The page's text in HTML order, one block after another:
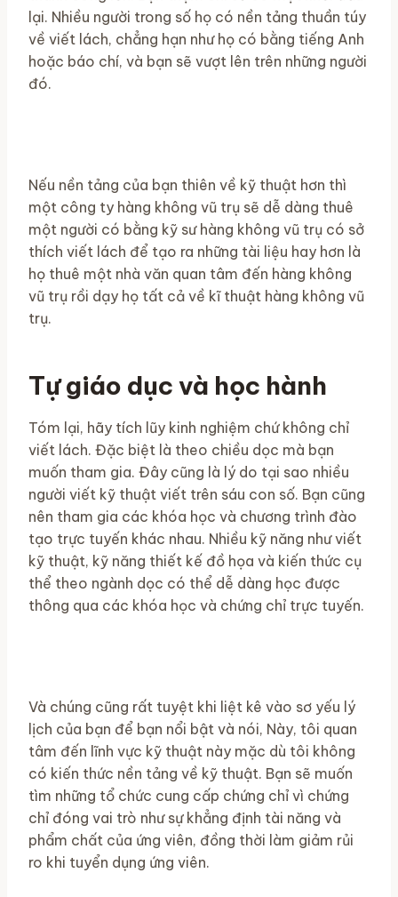
lại. Nhiều người trong số họ có nền tảng thuần túy
về viết lách, chẳng hạn như họ có bằng tiếng Anh
hoặc báo chí, và bạn sẽ vượt lên trên những người
đó.
Nếu nền tảng của bạn thiên về kỹ thuật hơn thì
một công ty hàng không vũ trụ sẽ dễ dàng thuê
một người có bằng kỹ sư hàng không vũ trụ có sở
thích viết lách để tạo ra những tài liệu hay hơn là
họ thuê một nhà văn quan tâm đến hàng không
vũ trụ rồi dạy họ tất cả về kĩ thuật hàng không vũ
trụ.
Tự giáo dục và học hành
Tóm lại, hãy tích lũy kinh nghiệm chứ không chỉ
viết lách. Đặc biệt là theo chiều dọc mà bạn
muốn tham gia. Đây cũng là lý do tại sao nhiều
người viết kỹ thuật viết trên sáu con số. Bạn cũng
nên tham gia các khóa học và chương trình đào
tạo trực tuyến khác nhau. Nhiều kỹ năng như viết
kỹ thuật, kỹ năng thiết kế đồ họa và kiến ​​thức cụ
thể theo ngành dọc có thể dễ dàng học được
thông qua các khóa học và chứng chỉ trực tuyến.
Và chúng cũng rất tuyệt khi liệt kê vào sơ yếu lý
lịch của bạn để bạn nổi bật và nói, Này, tôi quan
tâm đến lĩnh vực kỹ thuật này mặc dù tôi không
có kiến ​​​​thức nền tảng về kỹ thuật. Bạn sẽ muốn
tìm những tổ chức cung cấp chứng chỉ vì chứng
chỉ đóng vai trò như sự khẳng định tài năng và
phẩm chất của ứng viên, đồng thời làm giảm rủi
ro khi tuyển dụng ứng viên.